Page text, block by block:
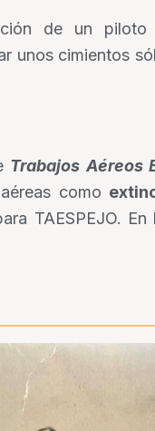
de un piloto
unos cimientos
Trabajos Aéreos
como
TAESPEJO.